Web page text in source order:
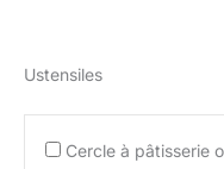
Ustensiles
Cercle à pâtisserie